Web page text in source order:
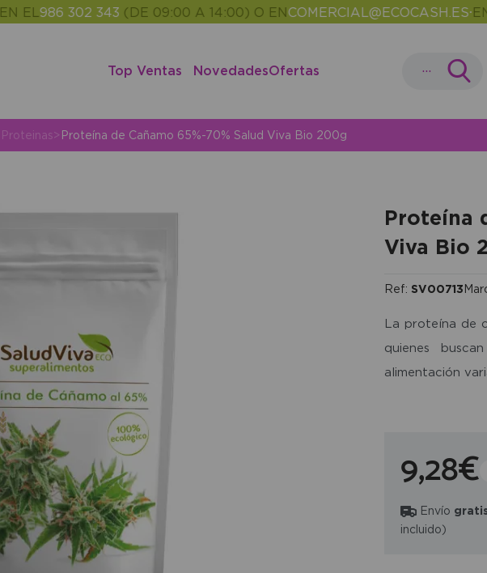
986 302 343 (DE 09:00 A 14:00) O EN COMERCIAL@ECOCASH.ES•
Top Ventas NovedadesOfertas ...
Proteinas> Proteína de Cañamo 65%-70% Salud Viva Bio 200g
Proteína
Viva Bio
Ref: SV00713
La proteína de
quienes
alimentación
fibra, por lo
9,28€
Envío
incluido)